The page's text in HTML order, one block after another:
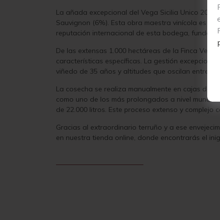
La añada excepcional del Vega Sicilia Unico
Sauvignon (6%). Esta obra maestra vinícola es el
reputación internacional de esta bodega,
De las extensas 1.000 hectáreas de la Finca
características específicas. La gestión
viñedo de 35 años y altitudes que oscilan entre
La cosecha se realiza manualmente en cajas de
como uno de los más prolongados a nivel
de 22.000 litros. Este proceso extenso y
Gracias al extraordinario terruño y a ese
en nuestra tienda online, donde encontrarás el